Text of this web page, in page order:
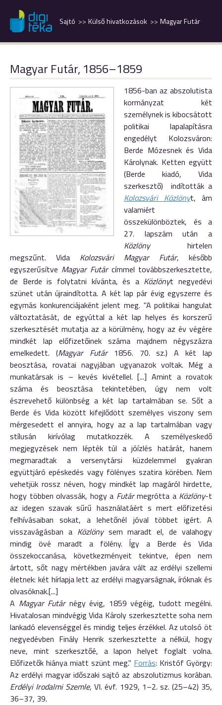
Magyar Futár
Külső hivatkozások
Sajtó
Magyar Futár, 1856–1859
1856-ban az abszolutista
kormányzat két
személynek is kibocsátott
politikai lapalapításra
engedélyt Kolozsváron:
Berde Mózesnek és Vida
Károlynak. Ketten együtt
(Berde kiadó, Vida
szerkesztő) indították a
Kolozsvári Közlönyt, ám
valamiért
összekülönböztek, és a
27. lapszám után a
Közlönyhirtelen
megszűnt. Vida Kolozsvári Magyar Futár, később
egyszerűsítve Magyar Futár címmel továbbszerkesztette,
de Berde is folytatni kívánta, és aKözlönyt negyedévi
szünet után újraindította. A két lap pár évig egyszerre és
egymás konkurenciájaként jelent meg. "A politikai hangulat
változtatását, de egyúttal a két lap helyes és korszerű
szerkesztését mutatja az a körülmény, hogy az év végére
mindkét lap előfizetőinek száma majdnem négyszázra
emelkedett. (Magyar Futár1856. 70. sz.) A két lap
beosztása, rovatai nagyjában ugyanazok voltak. Még a
munkatársak is – kevés kivétellel. [...] Amint a rovatok
száma és beosztása tekintetében, úgy nem volt
észrevehető különbség a két lap tartalmában se. Sőt a
Berde és Vida között kifejlődött személyes viszony sem
mérgesedett el annyira, hogy az a lap tartalmában vagy
stílusán kirívólag mutatkozzék. A személyeskedő
megjegyzések nem lépték túl a jóízlés határát, hanem
megmaradtak a versenytársi küzdelemmel gyakran
együttjáró epéskedés vagy fölényes szatira körében. Nem
vehetjük rossz néven, hogy mindkét lap magáról hirdette,
hogy többen olvassák, hogy a Futármegrótta a Közlöny-t
az idegen szavak sűrű használatáért s mert előfizetési
felhívásaiban sokat, a lehetőnél jóval többet igért. A
visszavágásban a Közlönysem maradt el, de valahogy
mindig övé maradt a fölény. Így a Berde és Vida
összekoccanása, következményeit tekintve, épen nem
ártott, sőt nagy mértékben javára vált az erdélyi szellemi
életnek: két hírlapja lett az erdélyi magyarságnak, íróknak és
olvasóknak.[...]
A Magyar Futárnégy évig, 1859 végéig, tudott megélni.
Hivatalosan mindvégig Vida Károly szerkesztette soha nem
lankadó elevenséggel és mindig teljes érzékkel. Az utolsó öt
negyedévben Finály Henrik szerkesztette a nélkül, hogy
neve, mint szerkesztőé, a lapon helyet foglalt volna.
Előfizetők hiánya miatt szünt meg." Forrás: Kristóf György:
Az erdélyi magyar időszaki sajtó az abszolutizmus korában.
Erdélyi Irodalmi Szemle, VI. évf. 1929, 1–2. sz. (25–42) 35,
36–37, 39.